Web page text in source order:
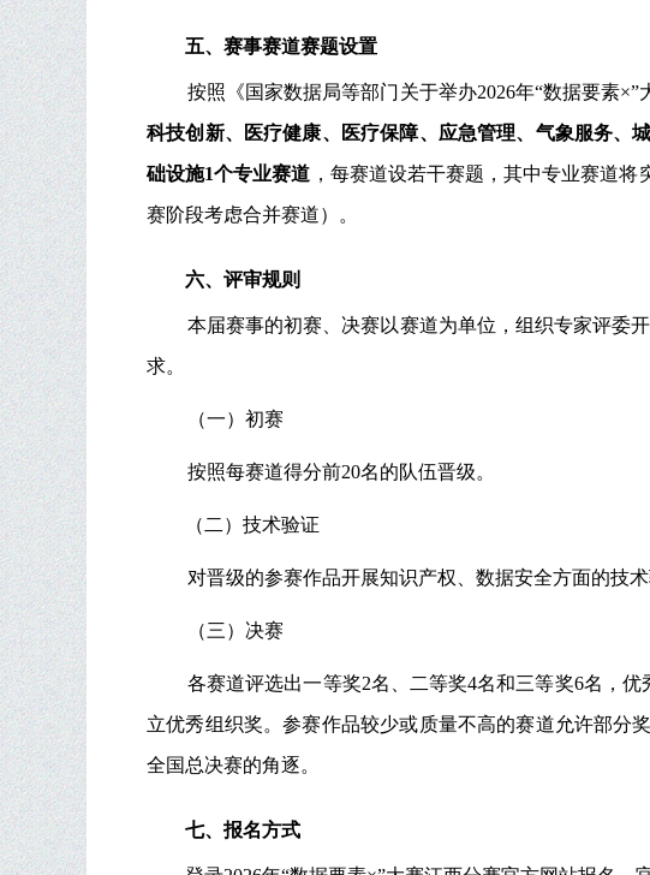
五、赛事赛道赛题设置
按照《国家数据局等部门关于举办2026年“数据要素
科技创新、医疗健康、医疗保障、应急管理、气象服务、
础设施1个专业赛道 ，每赛道设若干赛题，其中专业赛道
赛阶段考虑合并赛道）。
六、评审规则
本届赛事的初赛、决赛以赛道为单位，组织专家评委
求。
（一）初赛
按照每赛道得分前20名的队伍晋级。
（二）技术验证
对晋级的参赛作品开展知识产权、数据安全方面的技
（三）决赛
各赛道评选出一等奖2名、二等奖4名和三等奖6名，
立优秀组织奖。参赛作品较少或质量不高的赛道允许部分
全国总决赛的角逐。
七、报名方式